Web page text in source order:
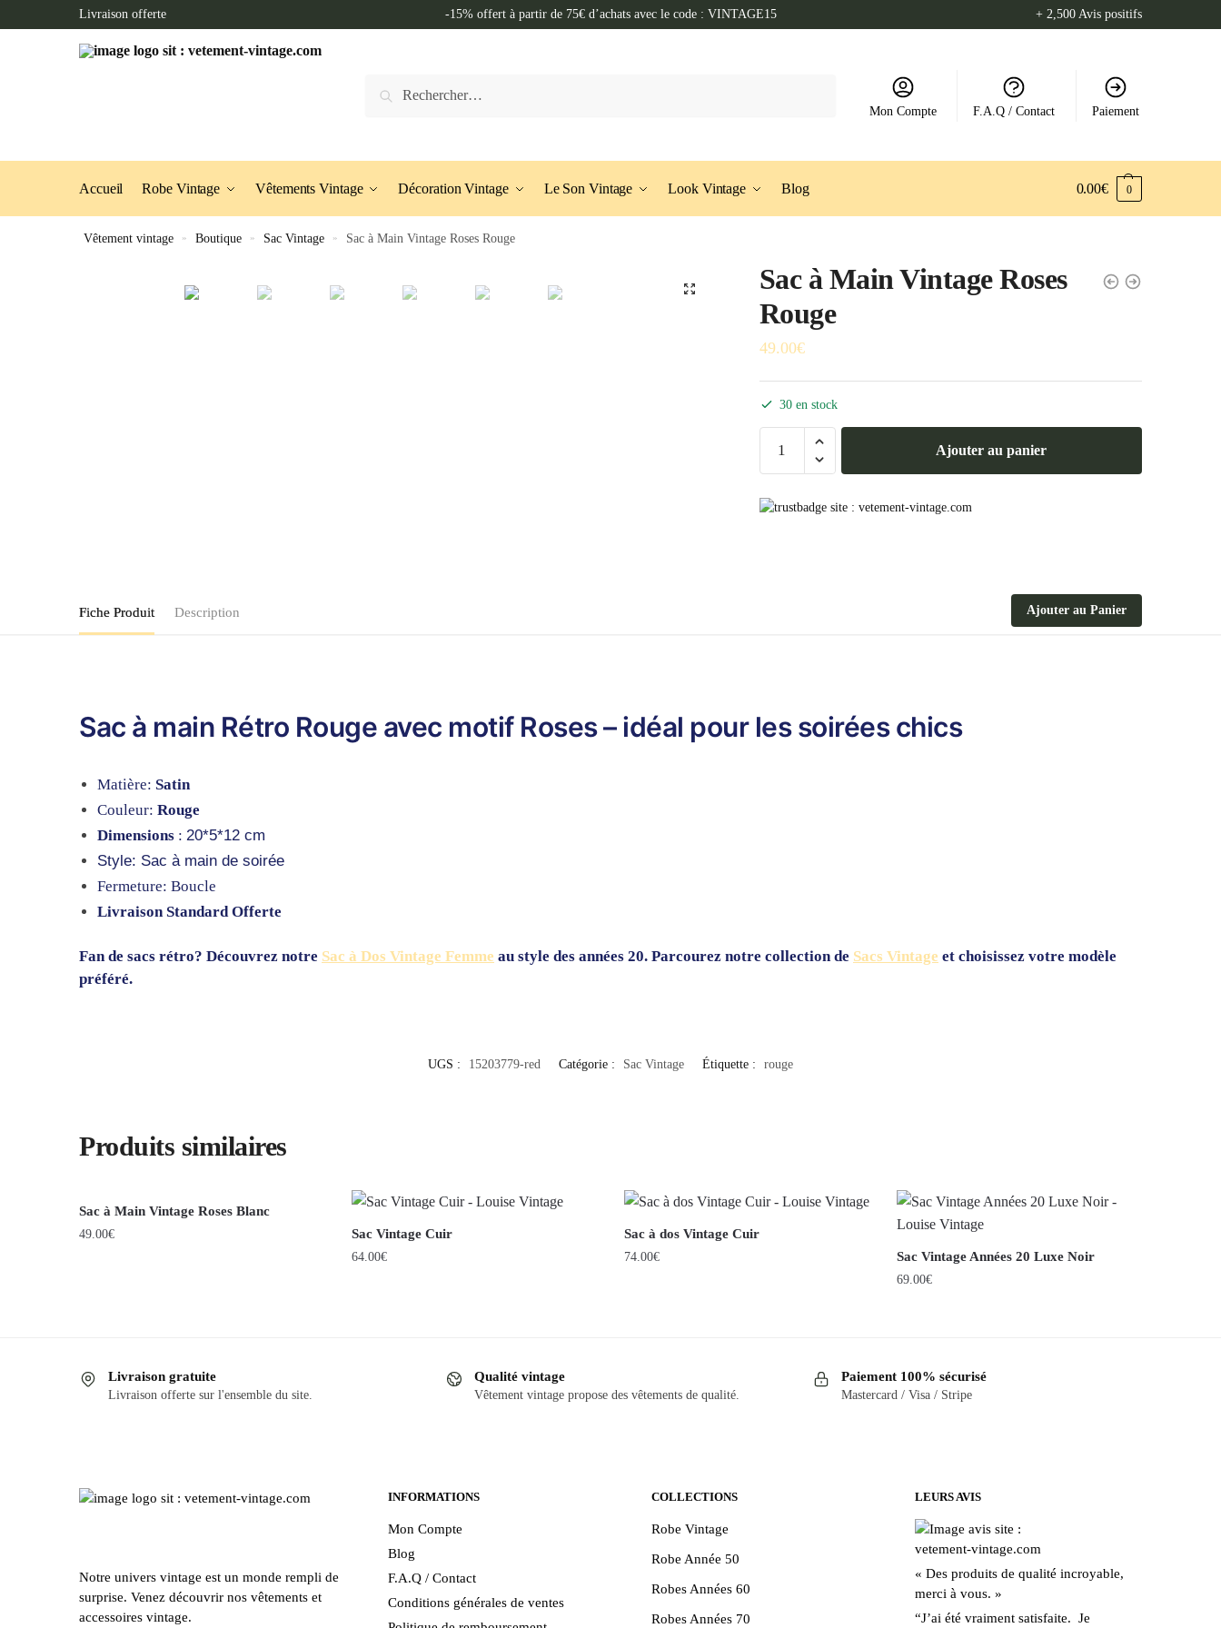
to
to
Livraison offerte -15% offert à partir de 75€ d’achats avec le code : VINTAGE15 + 2,500 Avis positifs
Mon Compte F.A.Q / Contact Paiement
Accueil Robe Vintage Vêtements Vintage Décoration Vintage Le Son Vintage Look Vintage Blog 0.00€ 0
Vêtement vintage » Boutique » Sac Vintage » Sac à Main Vintage Roses Rouge
🔍
Sac à Main Vintage Roses
Rouge
49.00€
30 en stock
à
Ajouter au panier
Fiche Produit Description Ajouter au Panier
Sac à main Rétro Rouge avec motif Roses – idéal pour les soirées chics
Matière: Satin
Couleur: Rouge
Dimensions :20*5*12 cm
Style: Sac à main de soirée
Fermeture: Boucle
Livraison Standard Offerte
Fan de sacs rétro? Découvrez notre Sac à Dos Vintage Femme au style des années 20. Parcourez notre collection de Sacs Vintage et choisissez votre modèle
préféré.
UGS : 15203779-red Catégorie : Sac Vintage Étiquette : rouge
Produits similaires
Sac à Main Vintage Roses Blanc
49.00€ Sac Vintage Cuir
64.00€
choisies
produit
Sac à dos Vintage Cuir
74.00€
Les
choisies
Sac Vintage Années 20 Luxe Noir
69.00€
Livraison gratuite
Livraison offerte sur l'ensemble du site.
Qualité vintage
Vêtement vintage propose des vêtements de qualité.
Paiement 100% sécurisé
Mastercard / Visa / Stripe
Notre univers vintage est un monde rempli de
surprise. Venez découvrir nos vêtements et
accessoires vintage.
INFORMATIONS
Mon Compte
Blog
F.A.Q / Contact
Conditions générales de ventes
COLLECTIONS
Robe Vintage
Robe Année 50
Robes Années 60
Robes Années 70
LEURS AVIS
« Des produits de qualité incroyable,
merci à vous. »
“J’ai été vraiment satisfaite. Je